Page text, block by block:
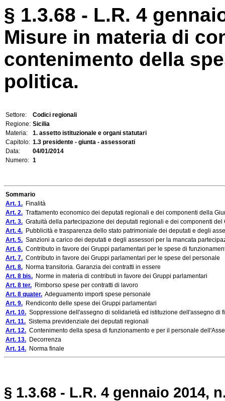
§ 1.3.68 - L.R. 4
Misure in materia di
contenimento della
politica.
Settore:
Codici regionali
Regione: Sicilia
Materia:
1. assetto istituzionale e organi statutari
Capitolo: 1.3 presidente - giunta - assessorati
Data:
04/01/2014
Numero: 1
Sommario
Art. 1. Finalità
Art. 2. Trattamento economico dei deputati regionali e dei componenti della
Art. 3. Gratuità della partecipazione dei deputati regionali e dei componenti
Art. 4. Pubblicità e trasparenza dello stato patrimoniale dei deputati e degli
Art. 5. Sanzioni a carico dei deputati e degli assessori per la mancata
Art. 6. Contributo in favore dei Gruppi parlamentari per le spese di
Art. 7. Contributo in favore dei Gruppi parlamentari per le spese del personale
Art. 8. Norma transitoria. Garanzia dei contratti in essere
Art. 8 bis. Norme in materia di contributi in favore dei Gruppi parlamentari
Art. 8 ter. Rimborso spese per contratti di lavoro
Art. 8 quater. Adeguamento importi spese personale
Art. 9. Rendiconto delle spese dei Gruppi parlamentari
Art. 10. Soppressione dell'assegno di solidarietà ed istituzione dell'assegno di
Art. 11. Sistema previdenziale dei deputati regionali
Art. 12. Contenimento della spesa di funzionamento e per il personale
Art. 13. Decorrenza
Art. 14. Norma finale
§ 1.3.68 - L.R. 4 gennaio 2014,